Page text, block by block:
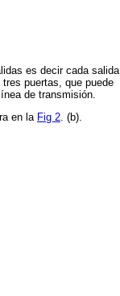
es decir cada salida
puertas, que puede
de transmisión.
en la Fig 2. (b).